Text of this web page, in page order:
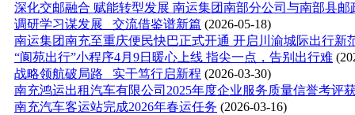
深化交邮融合 赋能转型发展 南运集团南部分公司与南部县邮
调研学习谋发展 交流借鉴谱新篇 (2026-05-18)
南运集团南充至重庆便民快巴正式开通 开启川渝城际出行新
“阆苑出行”小程序4月9日暖心上线 指尖一点，告别出行难
战略领航破局路 实干笃行启新程 (2026-03-30)
南充鸿运出租汽车有限公司2025年度企业服务质量信誉考评
南充汽车客运站完成2026年春运任务 (2026-03-16)